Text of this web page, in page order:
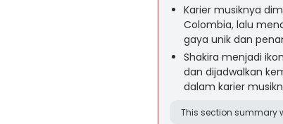
Karier musiknya
Colombia, lalu
gaya unik dan
Shakira menjadi
dan dijadwalkan
dalam karier
This section summary